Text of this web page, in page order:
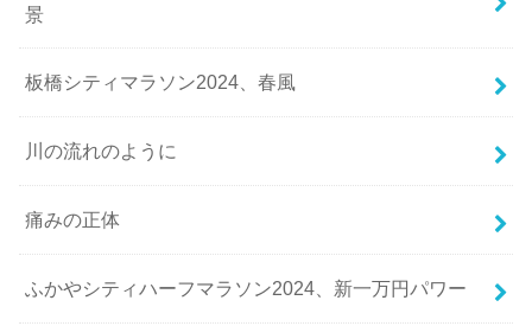
景
板橋シティマラソン2024、春風
川の流れのように
痛みの正体
ふかやシティハーフマラソン2024、新一万円パワー